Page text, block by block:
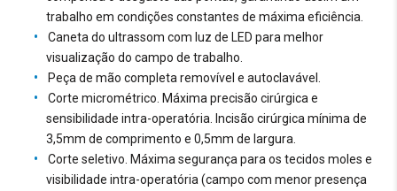
pressão, mesmo que discreta, para que se obtenha o
corte, implicando em certo grau de aquecimento, tanto do
osso quanto dos tecidos moles adjacentes. O corte
piezoelétrico não deve utilizar pressão, pois o excesso
de força sobre o instrumento interrompe a sua atividade
sobre o osso. Deve-se realizar apenas a apreensão firme
da microserra durante o corte, o que resulta em um
mínimo aquecimento, diminuindo o risco de osteonecrose,
garantindo a vitalidade dos osteócitos.
trabalho em condições constantes de máxima eficiência.
Caneta do ultrassom com luz de LED para melhor
visualização do campo de trabalho.
Peça de mão completa removível e autoclavável.
Corte micrométrico. Máxima precisão cirúrgica e
sensibilidade intra-operatória. Incisão cirúrgica mínima de
3,5mm de comprimento e 0,5mm de largura.
Corte seletivo. Máxima segurança para os tecidos moles e
visibilidade intra-operatória (campo com menor presença